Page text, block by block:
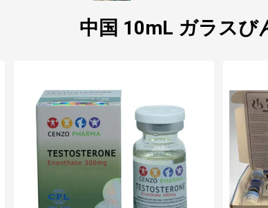
中国 10mL ガラスび